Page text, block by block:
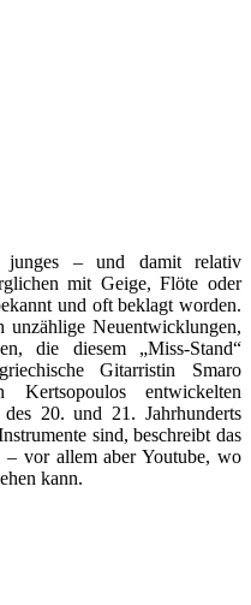
– und damit relativ
mit Geige, Flöte oder
und oft beklagt worden.
unzählige Neuentwicklungen,
die diesem „Miss-Stand“
Gitarristin Smaro
entwickelten
20. und 21. Jahrhunderts
sind, beschreibt das
vor allem aber Youtube, wo
kann.